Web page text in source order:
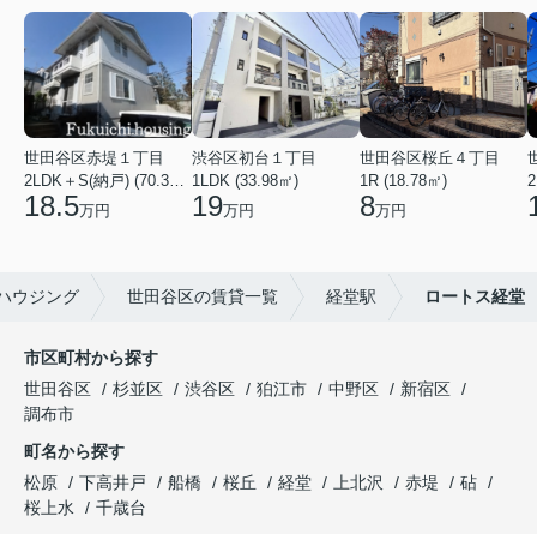
世田谷区赤堤１丁目
2LDK＋S(納戸) (70.38㎡)
18.5万円
渋谷区初台１丁目
1LDK (33.98㎡)
19万円
世田谷区桜丘４丁目
1R (18.78㎡)
8万円
ウジング 世田谷区の賃貸一覧 経堂駅 ロートス経堂
市区町村から探す
世田谷区
杉並区 渋谷区 狛江市 中野区
新宿区
調布市
町名から探す
松原
下高井戸 船橋 桜丘 経堂 上北沢 赤堤
砧
桜上水
千歳台